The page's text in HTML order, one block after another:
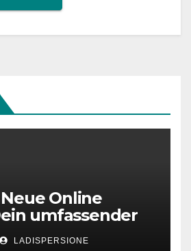
Online
umfassender
moderne
LADISPERSIONE